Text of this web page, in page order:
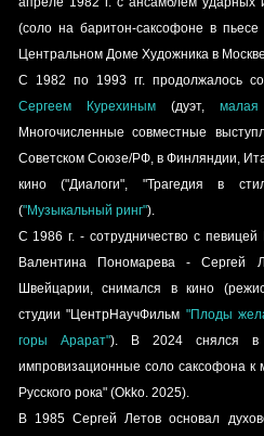
(соло на баритон-саксофоне в пьесе Михаила Жукова) в концерте в
Центральном Доме Художника в
C 1982 по 1993 гг. продолжалось
Сергеем Курехиным
(дуэт,
Многочисленные совместные
Советском Союзе/РФ, в Финляндии, Италии, Франции и Дании, съемки в
кино ("Диалоги", "Трагедия в стиле Рок") и на телевидении
(
"Музыкальный ринг").
С 1986 г. - сотрудничество с певицей
Валентина Пономарева - Сергей
Швейцарии, снимался в кино (режиссер Татьяна Чивикова, фильм
студии "ЦентрНаучФильм "Плоды
горы Арарат"). В 2024 снялся в роли охранника и записал
импровизационные соло саксофона к
Русского рока" (Okko. 2025).
В 1985 Сергей Летов основал